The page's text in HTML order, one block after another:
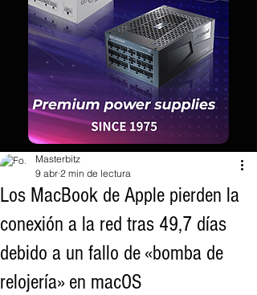
Los MacBook de Apple pierden la
conexión a la red tras 49,7 días
debido a un fallo de «bomba de
relojería» en macOS
Masterbitz
9 abr 2 min de lectura